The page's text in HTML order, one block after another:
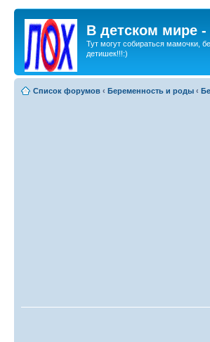
В детском мире
Тут могут собираться мамочки,
детишек!!!:)
Список форумов ‹ Беременность и роды ‹